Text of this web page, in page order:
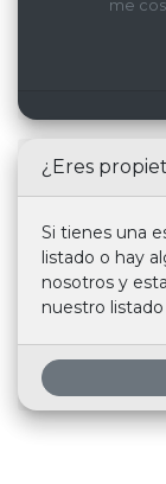
me
¿Eres
Si tienes una
listado o hay
nosotros y
nuestro listado